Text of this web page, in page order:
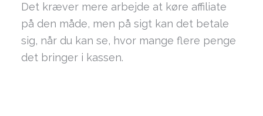
Det kræver mere arbejde at køre affiliate
på den måde, men på sigt kan det betale
sig, når du kan se, hvor mange flere penge
det bringer i kassen.